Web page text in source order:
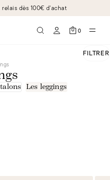
dès 100€ d'achat
0
FILTRER
Les leggings